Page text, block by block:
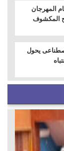
المهرجان
المكشوف
يحول